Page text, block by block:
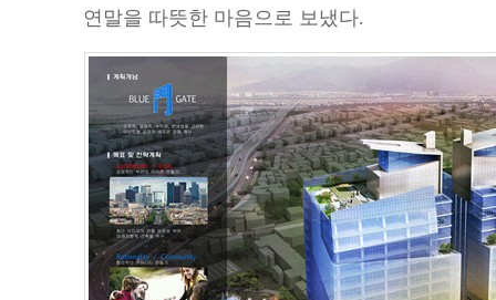
연말을 따뜻한 마음으로 보냈다.